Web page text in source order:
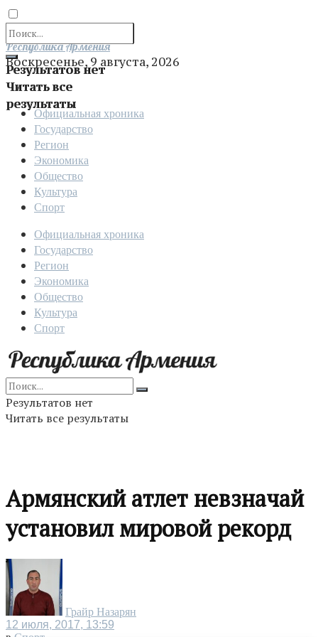
Результатов нет
Читать все
результаты
Отправить
Республика Армения
Воскресенье, 9 августа, 2026
Официальная хроника
Государство
Регион
Экономика
Общество
Культура
Спорт
Официальная хроника
Государство
Регион
Экономика
Общество
Культура
Спорт
Результатов нет
Читать все результаты
Армянский атлет невзначай
установил мировой рекорд
Грайр Назарян
12 июля, 2017, 13:59